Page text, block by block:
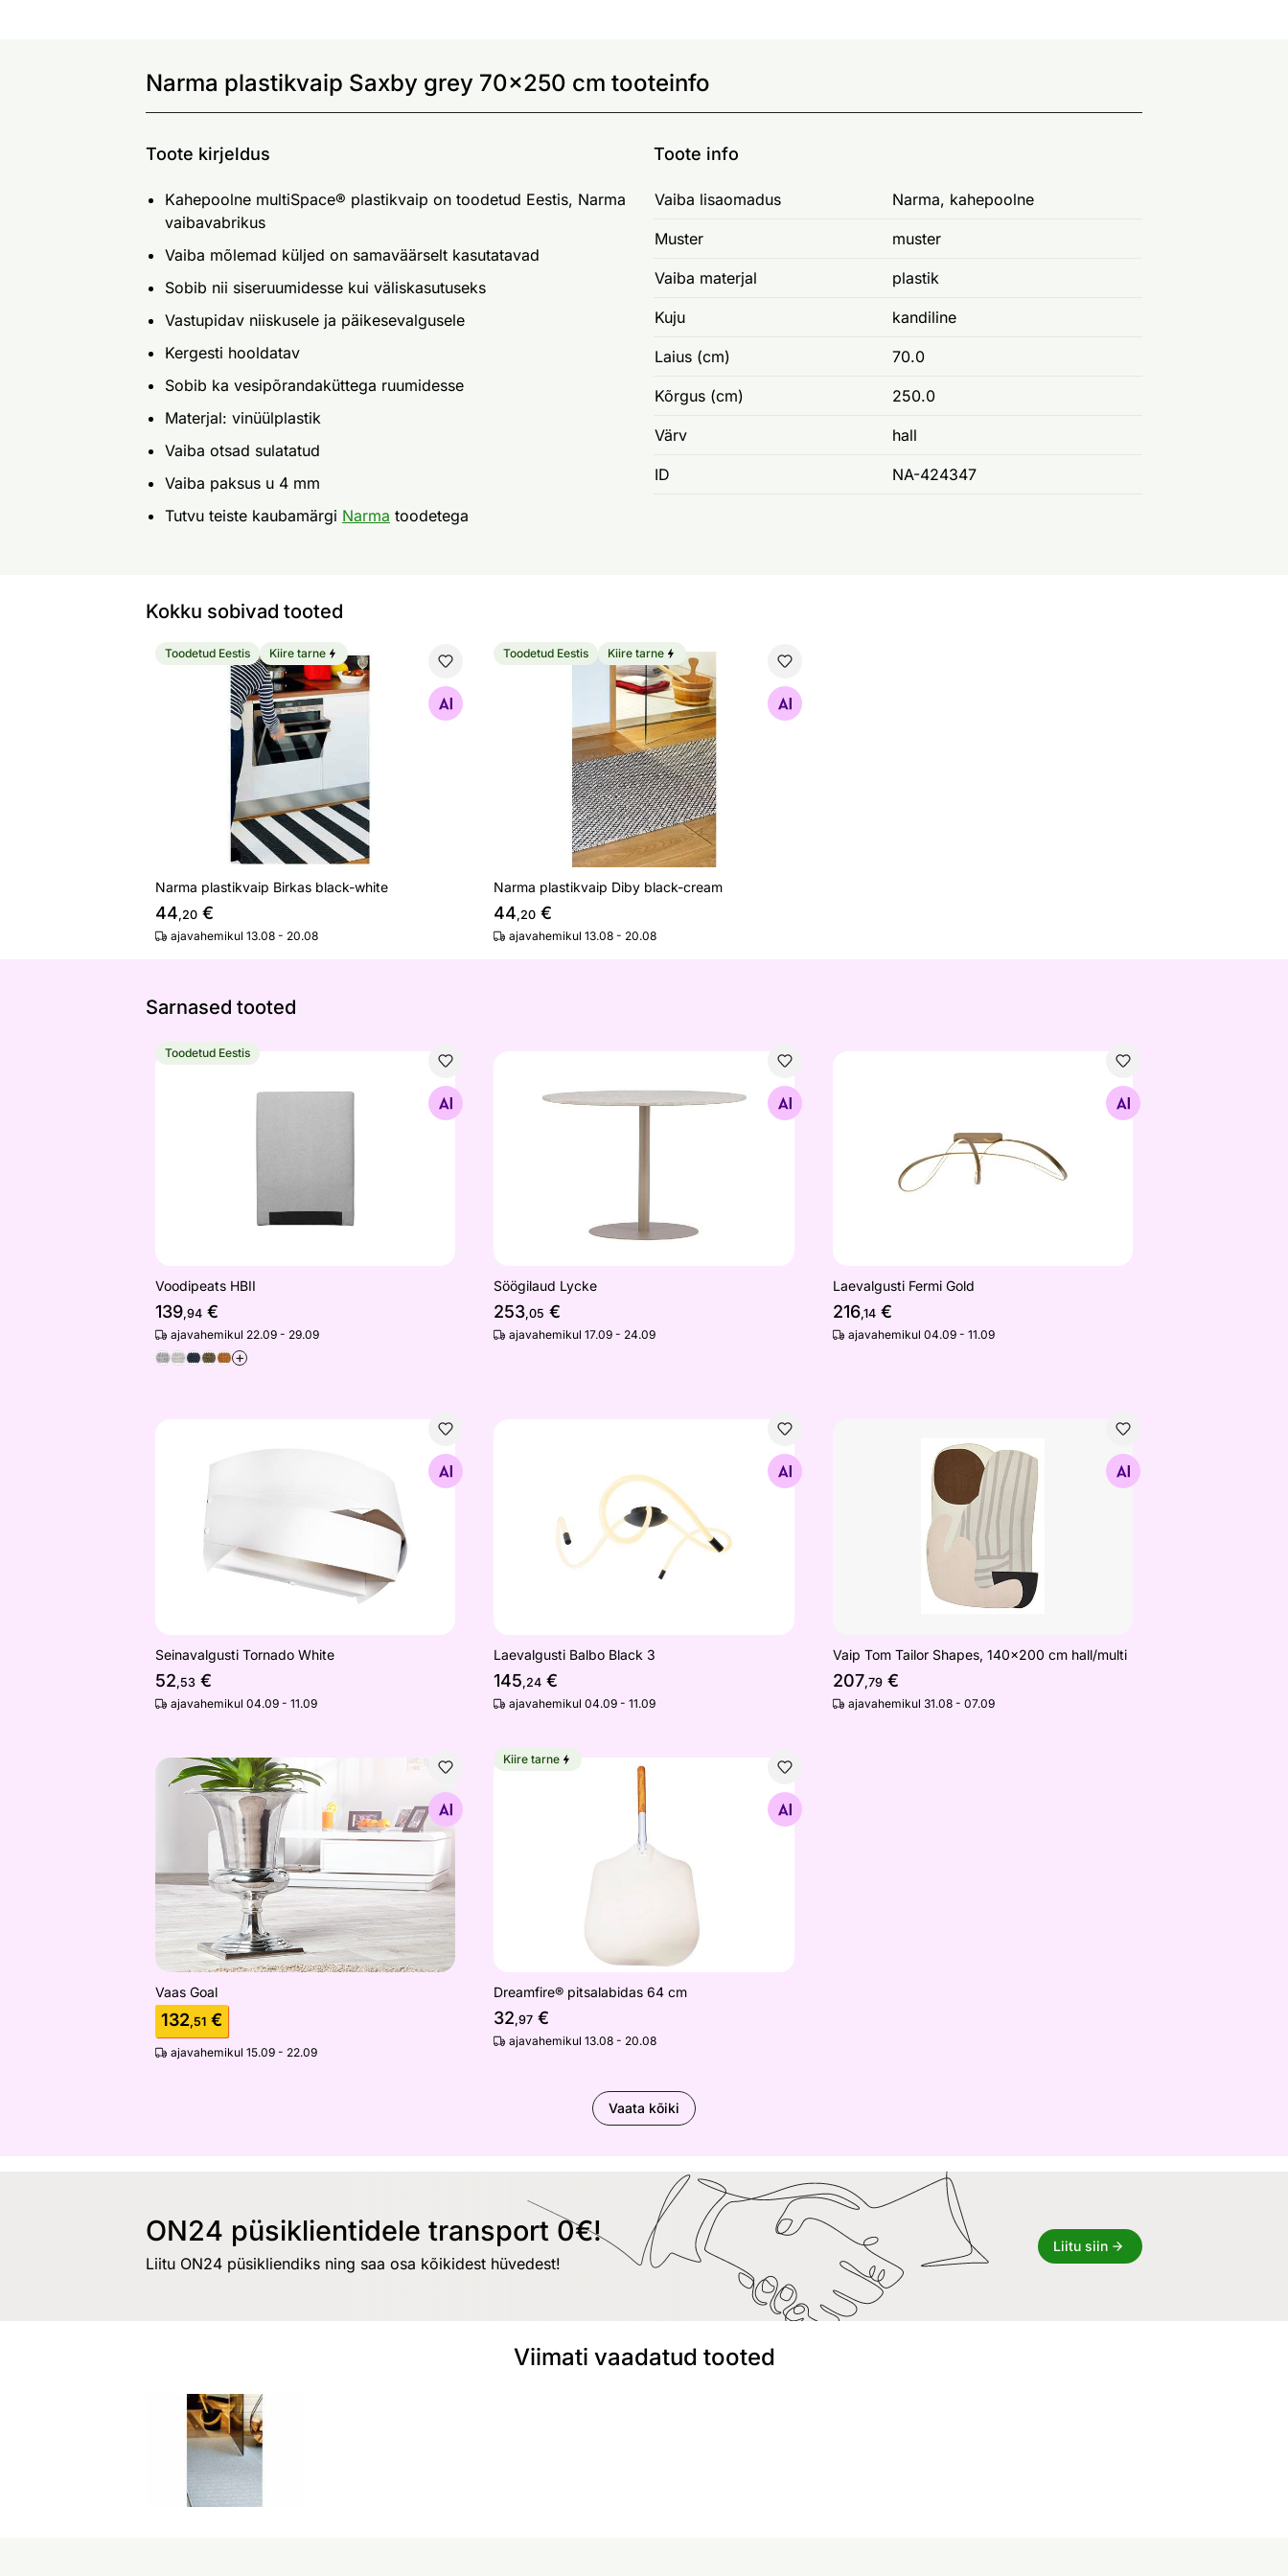
Narma plastikvaip Saxby grey 70x250 cm tooteinfo
Toote kirjeldus
Kahepoolne multiSpace® plastikvaip on toodetud Eestis, Narma
vaibavabrikus
Vaiba mõlemad küljed on samaväärselt kasutatavad
Sobib nii siseruumidesse kui väliskasutuseks
Vastupidav niiskusele ja päikesevalgusele
Kergesti hooldatav
Sobib ka vesipõrandaküttega ruumidesse
Materjal: vinüülplastik
Vaiba otsad sulatatud
Vaiba paksus u 4 mm
Tutvu teiste kaubamärgi Narma toodetega
Toote info
Vaiba lisaomadus Narma, kahepoolne
Muster muster
Vaiba materjal plastik
Kuju kandiline
Laius (cm) 70.0
Kõrgus (cm) 250.0
Värv hall
ID NA-424347
Kokku sobivad tooted
Narma plastikvaip Birkas black-white
Toodetud Eestis Kiire tarne
Narma plastikvaip Birkas black-white
44,20 €
ajavahemikul 13.08 - 20.08
Narma plastikvaip Diby black-cream
Otsi sarnaseid
Toodetud Eestis Kiire tarne
Narma plastikvaip Diby black-cream
44,20 €
ajavahemikul 13.08 - 20.08
Sarnased tooted
Toodetud Eestis
Voodipeats HBII
139,94 €
ajavahemikul 22.09 - 29.09
+
Otsi sarnaseid
Söögilaud Lycke
253,05 €
ajavahemikul 17.09 - 24.09
Laevalgusti Fermi Gold
216,14€
ajavahemikul 04.09 - 11.09
Seinavalgusti Tornado White
52,53 €
ajavahemikul 04.09 - 11.09
Laevalgusti Balbo Black 3
145,24 €
ajavahemikul 04.09 - 11.09
Vaip Tom Tailor Shapes, 140x200 cm hall/multi
Otsi sarnaseid
Vaip Tom Tailor Shapes, 140x200 cm hall/multi
207,79€
ajavahemikul 31.08 - 07.09
Vaas Goal
Otsi sarnaseid
Vaas Goal
132,51 €
ajavahemikul 15.09 - 22.09
Dreamfire® pitsalabidas 64 cm
Kiire tarne
Dreamfire® pitsalabidas 64 cm
32,97 €
ajavahemikul 13.08 - 20.08
Vaata kõiki
ON24 püsiklientidele transport 0€!
Liitu ON24 püsikliendiks ning saa osa kõikidest hüvedest!
Liitu siin
Viimati vaadatud tooted